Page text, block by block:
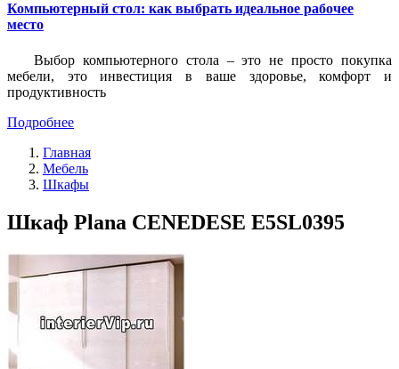
Компьютерный стол: как выбрать идеальное рабочее
место
Выбор компьютерного стола – это не просто покупка
мебели, это инвестиция в ваше здоровье, комфорт и
продуктивность
Подробнее
Главная
Мебель
Шкафы
Шкаф Plana CENEDESE E5SL0395